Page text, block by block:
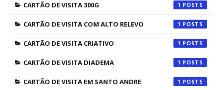
CARTÃO DE VISITA 300G 1
CARTÃO DE VISITA COM ALTO RELEVO 1
CARTÃO DE VISITA CRIATIVO 1
CARTÃO DE VISITA DIADEMA 1
CARTÃO DE VISITA EM SANTO ANDRE 1